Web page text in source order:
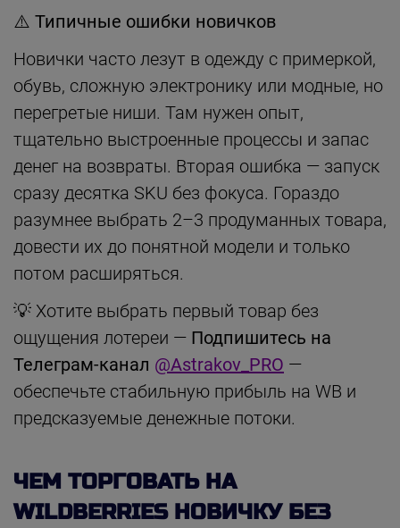
⚠️ Типичные ошибки новичков
Новички часто лезут в одежду с примеркой,
обувь, сложную электронику или модные, но
перегретые ниши. Там нужен опыт,
тщательно выстроенные процессы и запас
денег на возвраты. Вторая ошибка — запуск
сразу десятка SKU без фокуса. Гораздо
разумнее выбрать 2–3 продуманных товара,
довести их до понятной модели и только
потом расширяться.
💡 Хотите выбрать первый товар без
ощущения лотереи — Подпишитесь на
Телеграм-канал @Astrakov_PRO —
обеспечьте стабильную прибыль на WB и
предсказуемые денежные потоки.
ЧЕМ ТОРГОВАТЬ НА
WILDBERRIES НОВИЧКУ БЕЗ